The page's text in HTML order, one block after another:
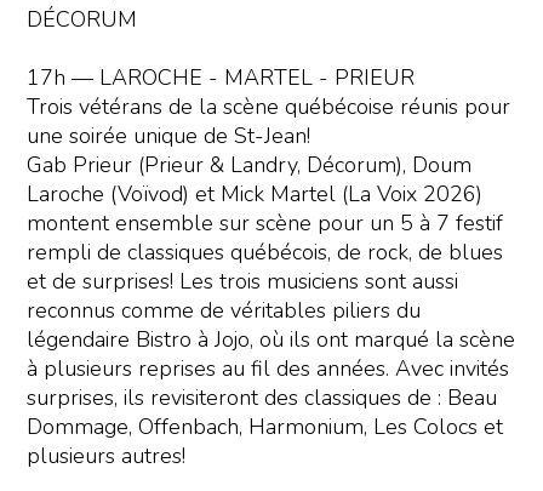
DÉCORUM
17h — LAROCHE - MARTEL - PRIEUR
Trois vétérans de la scène québécoise réunis pour
une soirée unique de St-Jean!
Gab Prieur (Prieur & Landry, Décorum), Doum
Laroche (Voïvod) et Mick Martel (La Voix 2026)
montent ensemble sur scène pour un 5 à 7 festif
rempli de classiques québécois, de rock, de blues
et de surprises! Les trois musiciens sont aussi
reconnus comme de véritables piliers du
légendaire Bistro à Jojo, où ils ont marqué la scène
à plusieurs reprises au fil des années. Avec invités
surprises, ils revisiteront des classiques de : Beau
Dommage, Offenbach, Harmonium, Les Colocs et
plusieurs autres!